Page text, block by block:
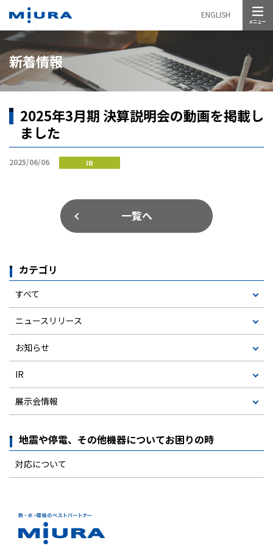
ENGLISH
新着情報
2025年3月期 決算説明会の動画を掲載し
ました
2025/06/06 IR
一覧へ
カテゴリ
すべて
ニュースリリース
お知らせ
IR
展示会情報
地震や停電、その他機器についてお困りの時
対応について